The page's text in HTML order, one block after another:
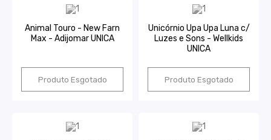
Animal Touro - New Farn
Max - Adijomar UNICA
Produto Esgotado
Unicórnio Upa Upa Luna c/
Luzes e Sons - Wellkids
UNICA
Produto Esgotado